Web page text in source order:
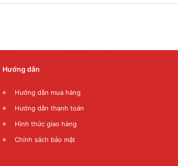
Hướng dẫn
Hướng dẫn mua hàng
Hướng dẫn thanh toán
Hình thức giao hàng
Chính sách bảo mật